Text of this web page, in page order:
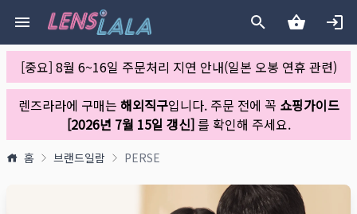
[중요] 8월 6~16일 주문처리 지연 안내(일본 오봉 연휴 관련)
렌즈라라에 구매는 해외직구입니다. 주문 전에 꼭 쇼핑가이드
[2026년 7월 15일 갱신]를 확인해 주세요.
홈 브랜드일람 PERSE